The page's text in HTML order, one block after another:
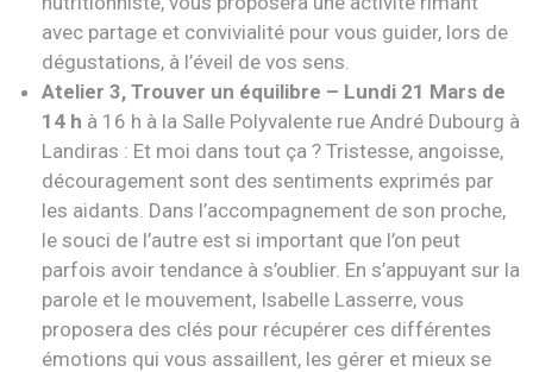
avec partage et convivialité pour vous guider, lors de
dégustations, à l’éveil de vos sens.
Atelier 3, Trouver un équilibre – Lundi 21 Mars de
14 h à 16 h à la Salle Polyvalente rue André Dubourg à
Landiras : Et moi dans tout ça ? Tristesse, angoisse,
découragement sont des sentiments exprimés par
les aidants. Dans l’accompagnement de son proche,
le souci de l’autre est si important que l’on peut
parfois avoir tendance à s’oublier. En s’appuyant sur la
parole et le mouvement, Isabelle Lasserre, vous
proposera des clés pour récupérer ces différentes
émotions qui vous assaillent, les gérer et mieux se